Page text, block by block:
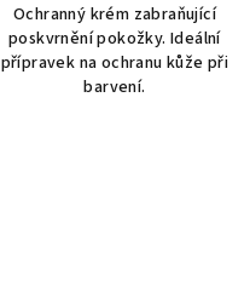
Ochranný krém zabraňující
poskvrnění pokožky. Ideální
přípravek na ochranu kůže při
barvení.